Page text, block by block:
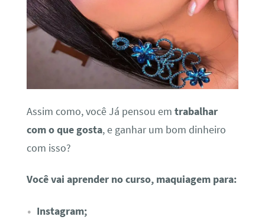
Assim como, você Já pensou em trabalhar
com o que gosta, e ganhar um bom dinheiro
com isso?
Você vai aprender no curso, maquiagem para:
Instagram;